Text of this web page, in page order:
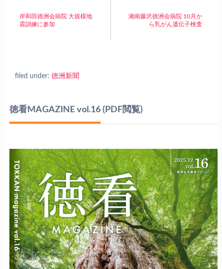
岸和田徳洲会病院 大規模地
震訓練に参加
湘南藤沢徳洲会病院 10月か
ら乳がん遺伝子検査
filed under: 徳洲新聞
徳看MAGAZINE vol.16(PDF閲覧)